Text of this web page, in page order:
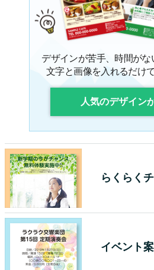
デザインが苦手、時間がな
文字と画像を入れるだけ
人気のデザイン
らくらく
イベント